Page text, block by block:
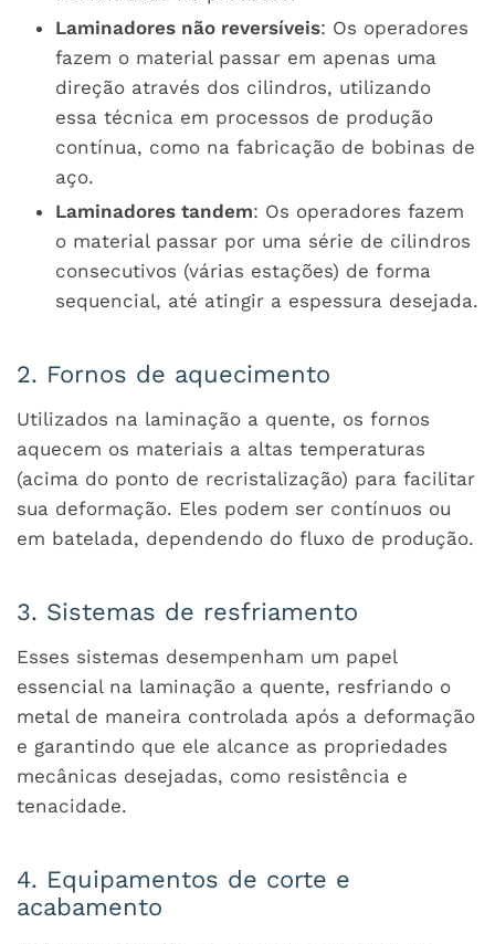
Laminadores não reversíveis: Os operadores
fazem o material passar em apenas uma
direção através dos cilindros, utilizando
essa técnica em processos de produção
contínua, como na fabricação de bobinas de
aço.
Laminadores tandem: Os operadores fazem
o material passar por uma série de cilindros
consecutivos (várias estações) de forma
sequencial, até atingir a espessura desejada.
2. Fornos de aquecimento
Utilizados na laminação a quente, os fornos
aquecem os materiais a altas temperaturas
(acima do ponto de recristalização) para facilitar
sua deformação. Eles podem ser contínuos ou
em batelada, dependendo do fluxo de produção.
3. Sistemas de resfriamento
Esses sistemas desempenham um papel
essencial na laminação a quente, resfriando o
metal de maneira controlada após a deformação
e garantindo que ele alcance as propriedades
mecânicas desejadas, como resistência e
tenacidade.
4. Equipamentos de corte e
acabamento